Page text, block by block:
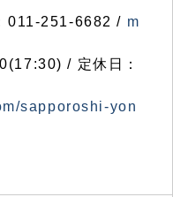
011-251-6682 / m
/ 定休日：
sapporoshi-yon